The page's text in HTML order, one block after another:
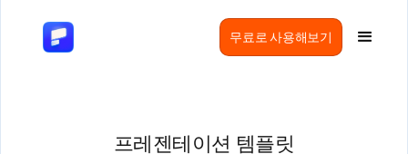
무료로 사용해보기
프레젠테이션 템플릿